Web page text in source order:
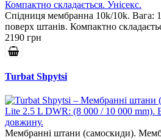
Спідниця мембранна 10k/10k. Вага:
поверх штанів. Компактно
2190 грн
Turbat Shpytsi
Мембранні штани (самоскиди).